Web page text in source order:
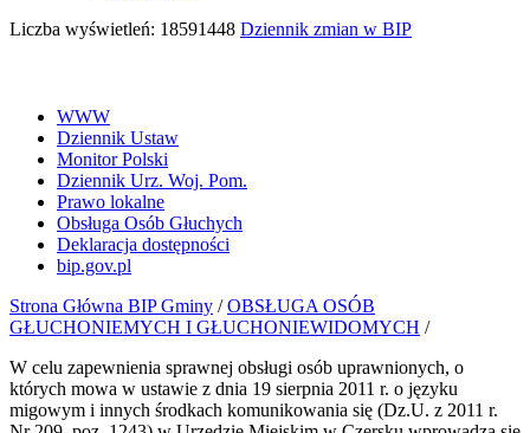
Liczba wyświetleń: 18591448 Dziennik zmian w BIP
WWW
Dziennik Ustaw
Monitor Polski
Dziennik Urz. Woj. Pom.
Prawo lokalne
Obsługa Osób Głuchych
Deklaracja dostępności
bip.gov.pl
Strona Główna BIP Gminy /OBSŁUGA OSÓB
GŁUCHONIEMYCH I GŁUCHONIEWIDOMYCH /
W celu zapewnienia sprawnej obsługi osób uprawnionych, o
których mowa w ustawie z dnia 19 sierpnia 2011 r. o języku
migowym i innych środkach komunikowania się (Dz.U. z 2011 r.